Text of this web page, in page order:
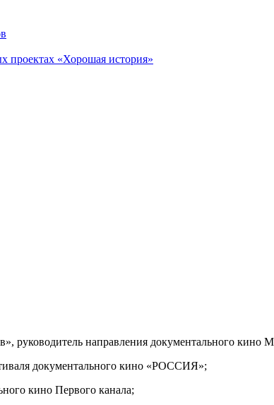
проектах «Хорошая история»
руководитель направления документального кино
документального кино «РОССИЯ»;
кино Первого канала;